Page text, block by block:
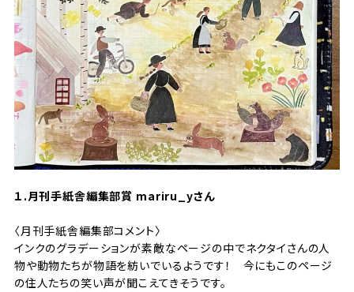
１.月刊手紙舎編集部賞 mariru_yさん
〈月刊手紙舎編集部コメント〉
インクのグラデーションが素敵なページの中でネクタイさんの人
物や動物たちが物語を紡いでいるようです！ 今にもこのページ
の住人たちの笑い声が聞こえてきそうです。